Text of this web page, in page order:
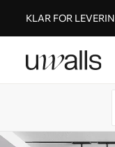
KLAR FOR